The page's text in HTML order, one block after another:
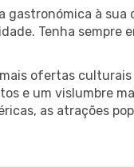
gastronómica à
Tenha sempre
ofertas
e um vislumbre
as atrações